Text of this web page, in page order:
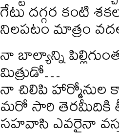
గేటు దగ్గర కంటి
నిలపటం మాత్రం
నా బాల్యాన్ని
మిత్రుడో…
నా చిలిపి హార్మోనుల
మరో సారి తెరమీదికి
సహవాసి ఎవరైనా